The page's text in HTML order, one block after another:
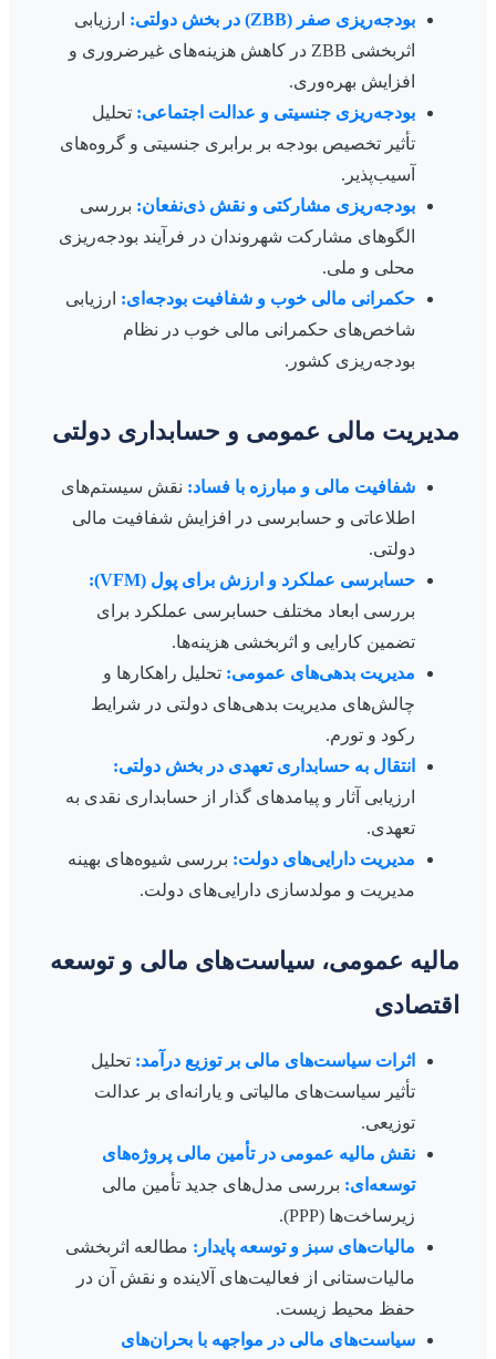
بودجه‌ریزی صفر (ZBB) در بخش دولتی:
ارزیابی
اثربخشی ZBB در کاهش هزینه‌های غیرضروری و
افزایش بهره‌وری.
بودجه‌ریزی جنسیتی و عدالت اجتماعی: تحلیل
تأثیر تخصیص بودجه بر برابری جنسیتی و گروه‌های
آسیب‌پذیر.
بودجه‌ریزی مشارکتی و نقش ذی‌نفعان: بررسی
الگوهای مشارکت شهروندان در فرآیند بودجه‌ریزی
محلی و ملی.
حکمرانی مالی خوب و شفافیت بودجه‌ای: ارزیابی
شاخص‌های حکمرانی مالی خوب در نظام
بودجه‌ریزی کشور.
مدیریت مالی عمومی و حسابداری دولتی
شفافیت مالی و مبارزه با فساد: نقش سیستم‌های
اطلاعاتی و حسابرسی در افزایش شفافیت مالی
دولتی.
حسابرسی عملکرد و ارزش برای پول (VFM):
بررسی ابعاد مختلف حسابرسی عملکرد برای
تضمین کارایی و اثربخشی هزینه‌ها.
مدیریت بدهی‌های عمومی: تحلیل راهکارها و
چالش‌های مدیریت بدهی‌های دولتی در شرایط
رکود و تورم.
انتقال به حسابداری تعهدی در بخش دولتی:
ارزیابی آثار و پیامدهای گذار از حسابداری نقدی به
تعهدی.
مدیریت دارایی‌های دولت: بررسی شیوه‌های بهینه
مدیریت و مولدسازی دارایی‌های دولت.
مالیه عمومی، سیاست‌های مالی و توسعه
اقتصادی
اثرات سیاست‌های مالی بر توزیع درآمد: تحلیل
تأثیر سیاست‌های مالیاتی و یارانه‌ای بر عدالت
توزیعی.
نقش مالیه عمومی در تأمین مالی پروژه‌های
توسعه‌ای: بررسی مدل‌های جدید تأمین مالی
زیرساخت‌ها (PPP).
مالیات‌های سبز و توسعه پایدار: مطالعه اثربخشی
مالیات‌ستانی از فعالیت‌های آلاینده و نقش آن در
حفظ محیط زیست.
سیاست‌های مالی در مواجهه با بحران‌های